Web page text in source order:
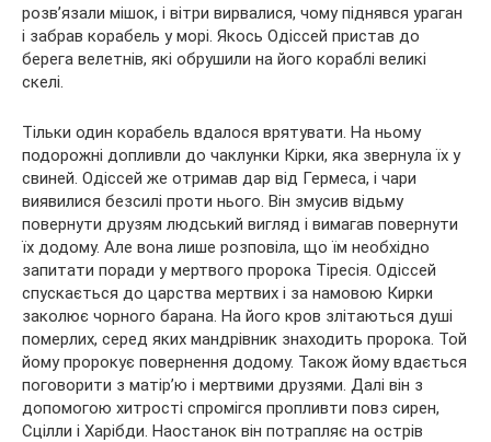
розв’язали мішок, і вітри вирвалися, чому піднявся ураган
і забрав корабель у морі. Якось Одіссей пристав до
берега велетнів, які обрушили на його кораблі великі
скелі.
Тільки один корабель вдалося врятувати. На ньому
подорожні допливли до чаклунки Кірки, яка звернула їх у
свиней. Одіссей же отримав дар від Гермеса, і чари
виявилися безсилі проти нього. Він змусив відьму
повернути друзям людський вигляд і вимагав повернути
їх додому. Але вона лише розповіла, що їм необхідно
запитати поради у мертвого пророка Тіресія. Одіссей
спускається до царства мертвих і за намовою Кирки
заколює чорного барана. На його кров злітаються душі
померлих, серед яких мандрівник знаходить пророка. Той
йому пророкує повернення додому. Також йому вдається
поговорити з матір’ю і мертвими друзями. Далі він з
допомогою хитрості спромігся пропливти повз сирен,
Сцілли і Харібди. Наостанок він потрапляє на острів